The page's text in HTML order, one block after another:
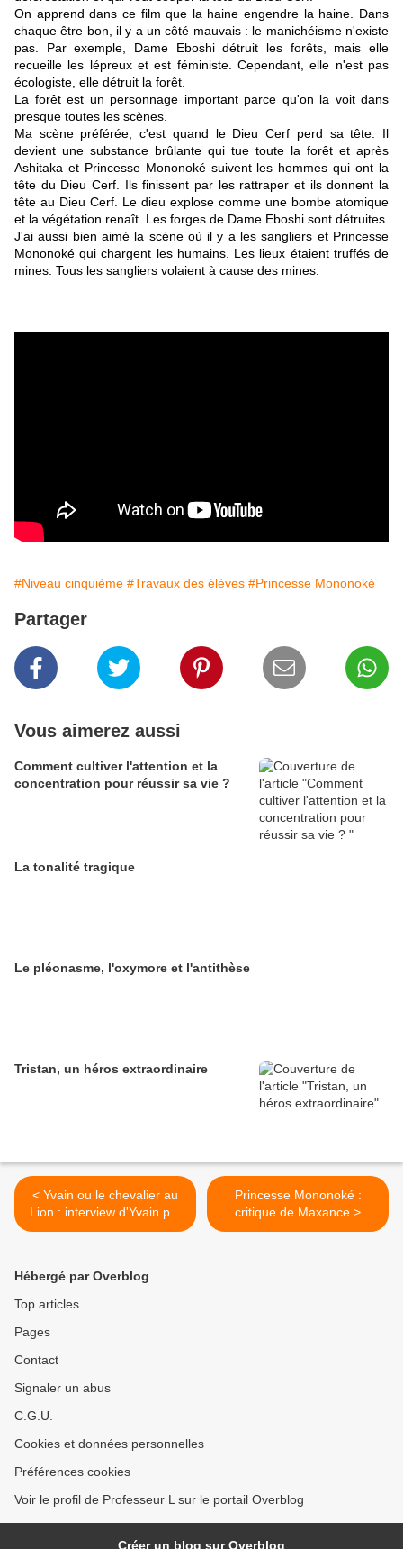
On apprend dans ce film que la haine engendre la haine. Dans
chaque être bon, il y a un côté mauvais : le manichéisme n'existe
pas. Par exemple, Dame Eboshi détruit les forêts, mais elle
recueille les lépreux et est féministe. Cependant, elle n'est pas
écologiste, elle détruit la forêt.
La forêt est un personnage important parce qu'on la voit dans
presque toutes les scènes.
Ma scène préférée, c'est quand le Dieu Cerf perd sa tête. Il
devient une substance brûlante qui tue toute la forêt et après
Ashitaka et Princesse Mononoké suivent les hommes qui ont la
tête du Dieu Cerf. Ils finissent par les rattraper et ils donnent la
tête au Dieu Cerf. Le dieu explose comme une bombe atomique
et la végétation renaît. Les forges de Dame Eboshi sont détruites.
J'ai aussi bien aimé la scène où il y a les sangliers et Princesse
Mononoké qui chargent les humains. Les lieux étaient truffés de
mines. Tous les sangliers volaient à cause des mines.
#Niveau cinquième #Travaux des élèves #Princesse Mononoké
Partager
Vous aimerez aussi
Comment cultiver l'attention et la
concentration pour réussir sa vie ?
La tonalité tragique
Le pléonasme, l'oxymore et l'antithèse
Tristan, un héros extraordinaire
< Yvain ou le chevalier au
Lion : interview d'Yvain par
Fanny
Princesse Mononoké :
critique de Maxance >
Hébergé par Overblog
Top articles
Pages
Contact
Signaler un abus
C.G.U.
Cookies et données personnelles
Préférences cookies
Voir le profil de Professeur L sur le portail Overblog
Créer un blog sur Overblog